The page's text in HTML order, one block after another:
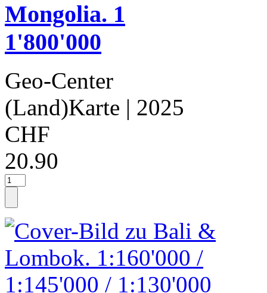
Mongolia. 1
1'800'000
Geo-Center
(Land)Karte | 2025
CHF
20.90